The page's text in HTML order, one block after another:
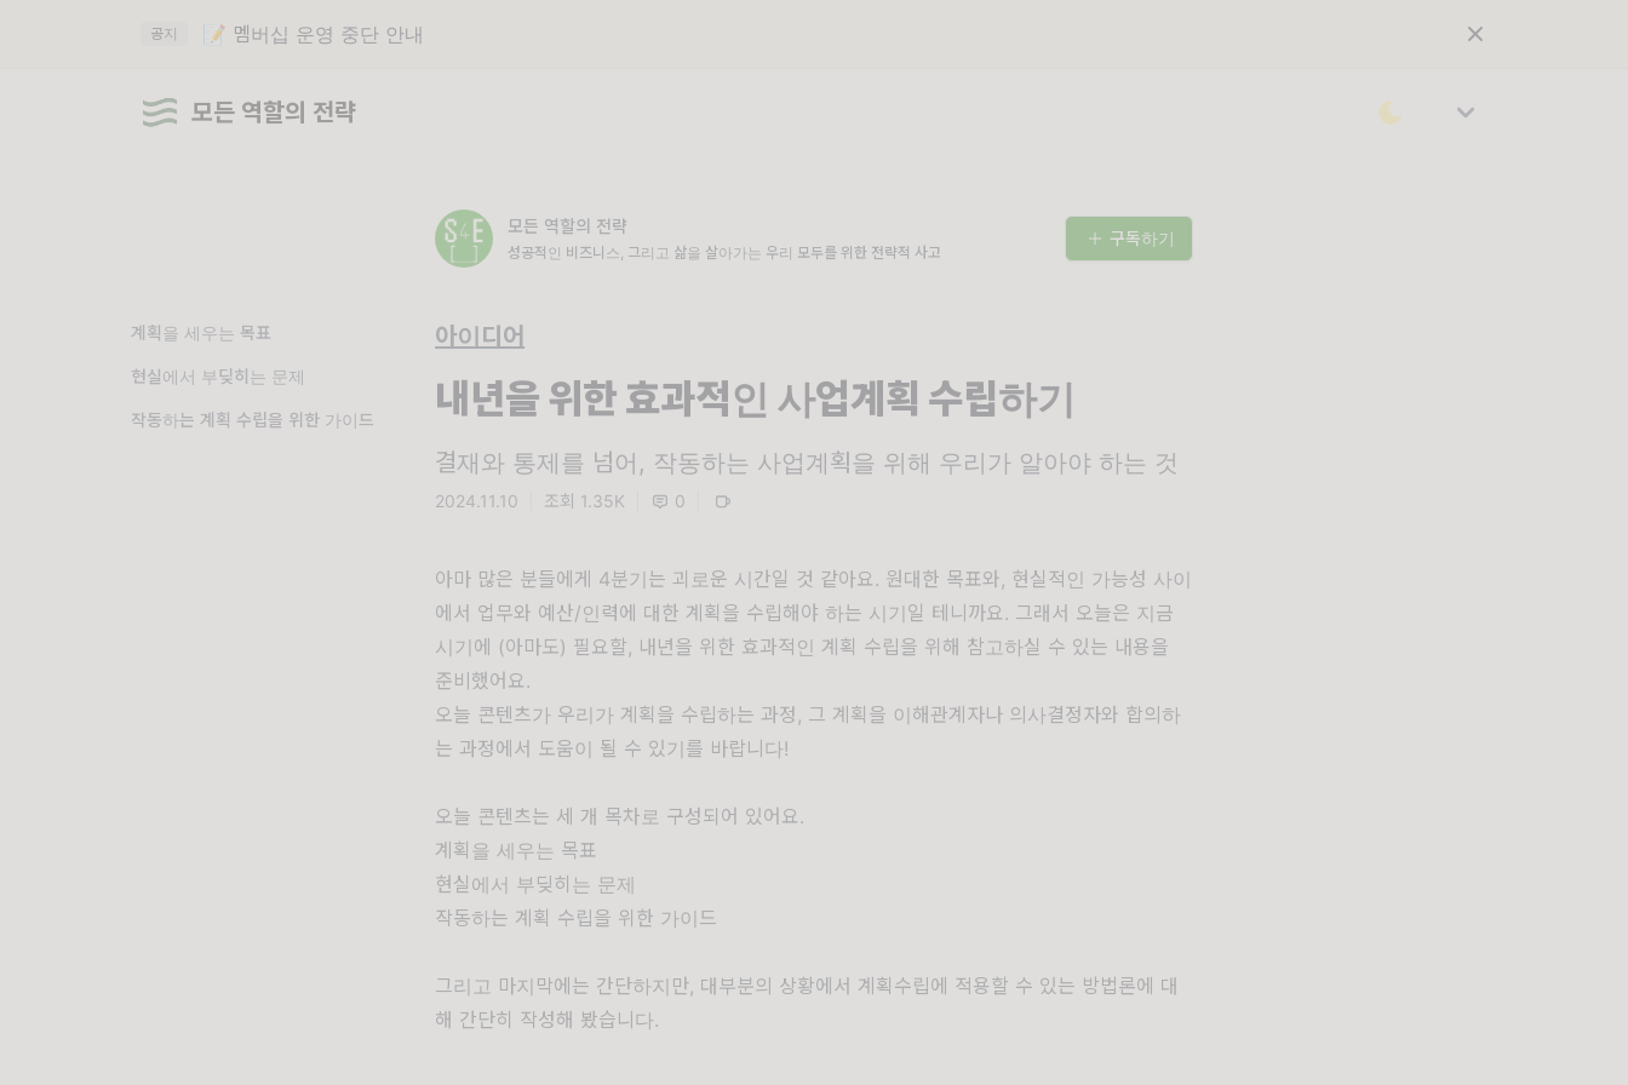
공지 📝 멤버십 운영 중단 안내
모든 역할의 전략
계획을 세우는 목표
현실에서 부딪히는 문제
작동하는 계획 수립을 위한 가이드
모든 역할의 전략
성공적인 비즈니스, 그리고 삶을 살아가는 우리 모두를 위한 전략적 사고
구독하기
아이디어
내년을 위한 효과적인 사업계획 수립하기
결재와 통제를 넘어, 작동하는 사업계획을 위해 우리가 알아야 하는 것
2024.11.10 조회 1.35K 0
아마 많은 분들에게 4분기는 괴로운 시간일 것 같아요. 원대한 목표와, 현실적인 가능성 사이
에서 업무와 예산/인력에 대한 계획을 수립해야 하는 시기일 테니까요. 그래서 오늘은 지금
시기에 (아마도) 필요할, 내년을 위한 효과적인 계획 수립을 위해 참고하실 수 있는 내용을
준비했어요.
오늘 콘텐츠가 우리가 계획을 수립하는 과정, 그 계획을 이해관계자나 의사결정자와 합의하
는 과정에서 도움이 될 수 있기를 바랍니다!
오늘 콘텐츠는 세 개 목차로 구성되어 있어요.
계획을 세우는 목표
현실에서 부딪히는 문제
작동하는 계획 수립을 위한 가이드
그리고 마지막에는 간단하지만, 대부분의 상황에서 계획수립에 적용할 수 있는 방법론에 대
해 간단히 작성해 봤습니다.